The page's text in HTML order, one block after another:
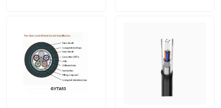
পণ্য
আমাদের সম্পর্কে